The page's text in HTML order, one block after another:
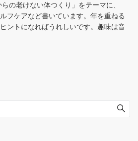
の老けない体つくり」をテーマに、
フケアなど書いています。年を重ねる
ントになればうれしいです。趣味は音